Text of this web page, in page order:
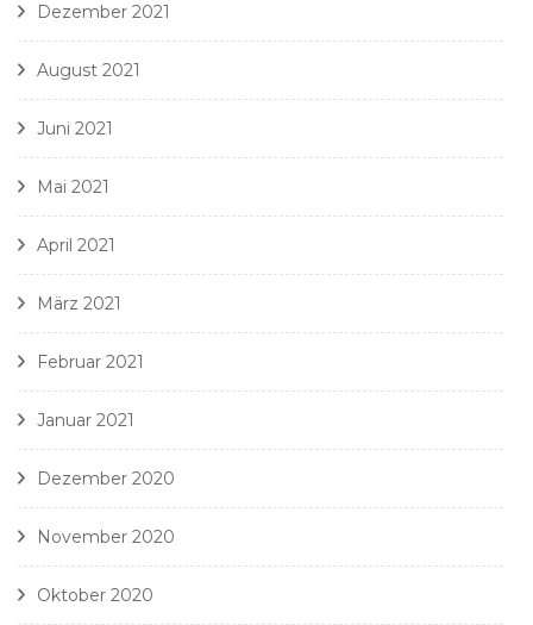
Dezember 2021
August 2021
Juni 2021
Mai 2021
April 2021
März 2021
Februar 2021
Januar 2021
Dezember 2020
November 2020
Oktober 2020